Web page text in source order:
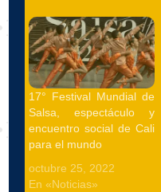
17° Festival Mundial de
Salsa, espectáculo y
encuentro social de Cali
para el mundo
octubre 25, 2022
En «Noticias»